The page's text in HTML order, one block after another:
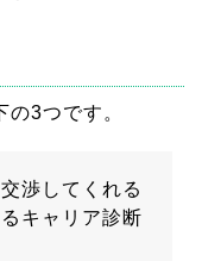
3つです。
渉してくれる
キャリア診断